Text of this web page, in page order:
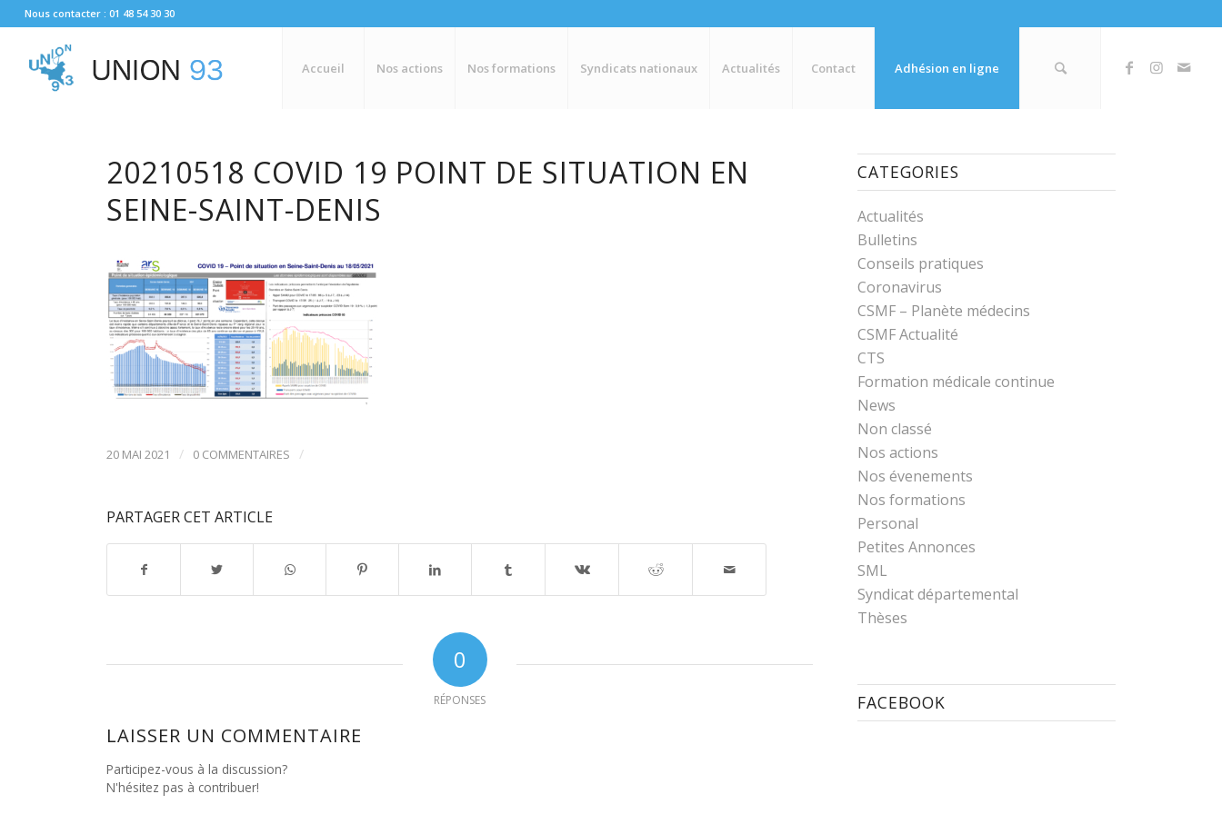
Nous contacter : 01 48 54 30 30
Accueil Nos actions Nos formations Syndicats nationaux Actualités Contact Adhésion en ligne
20210518 COVID 19 POINT DE SITUATION EN
SEINE-SAINT-DENIS
20 MAI 2021 / 0 COMMENTAIRES /
PARTAGER CET ARTICLE
0
RÉPONSES
LAISSER UN COMMENTAIRE
Participez-vous à la discussion?
N'hésitez pas à contribuer!
CATEGORIES
Actualités
Bulletins
Conseils pratiques
Coronavirus
CSMF – Planète médecins
CSMF Actualité
CTS
Formation médicale continue
News
Non classé
Nos actions
Nos évenements
Nos formations
Personal
Petites Annonces
SML
Syndicat départemental
Thèses
FACEBOOK